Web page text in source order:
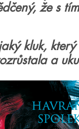
že s
kluk,
a